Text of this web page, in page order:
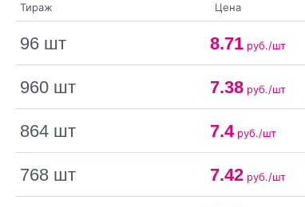
Тираж Цена
96 шт 8.71 руб./шт
960 шт 7.38 руб./шт
864 шт 7.4руб./шт
768 шт 7.42 руб./шт